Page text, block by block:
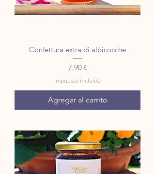
Confettura extra di albicocche
Precio
7,90 €
Impuesto incluido
Agregar al carrito